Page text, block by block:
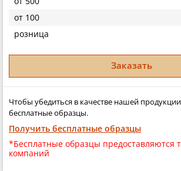
от 100
розница
Заказать
Чтобы убедиться в качестве нашей
бесплатные образцы.
Получить бесплатные образцы
*Бесплатные образцы предоставляются
компаний